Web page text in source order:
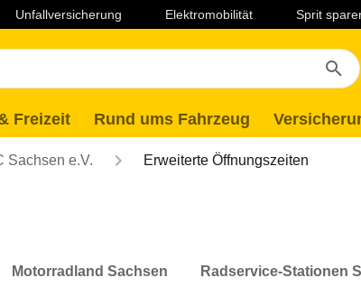
Unfallversicherung Elektromobilität Sprit
Freizeit Rund ums Fahrzeug
Sachsen e.V. Erweiterte Öffnungszeiten
Motorradland Sachsen Radservice-Stationen